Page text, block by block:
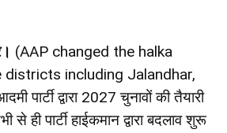
(AAP changed the halka
districts including Jalandhar,
पार्टी द्वारा 2027 चुनावों की तैयारी
ही पार्टी हाईकमान द्वारा बदलाव शुरू